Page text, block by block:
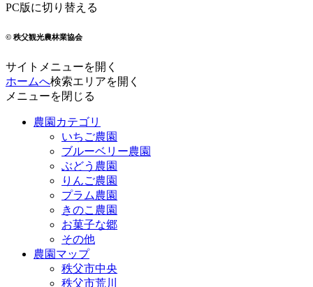
PC版に切り替える
© 秩父観光農林業協会
サイトメニューを開く
ホームへ検索エリアを開く
メニューを閉じる
農園カテゴリ
いちご農園
ブルーベリー農園
ぶどう農園
りんご農園
プラム農園
きのこ農園
お菓子な郷
その他
農園マップ
秩父市中央
秩父市荒川